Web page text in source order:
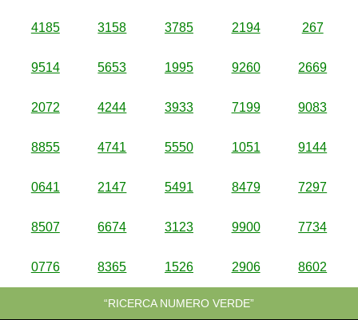
4185 3158 3785 2194 267
9514 5653 1995 9260 2669
2072 4244 3933 7199 9083
8855 4741 5550 1051 9144
0641 2147 5491 8479 7297
8507 6674 3123 9900 7734
0776 8365 1526 2906 8602
“RICERCA NUMERO VERDE”